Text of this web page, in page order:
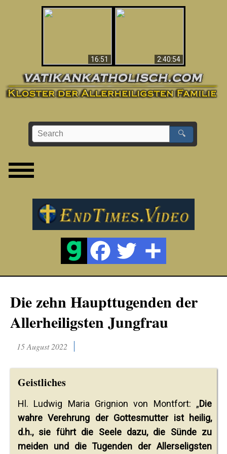
16:51
2:40:54
🔍
Die zehn Haupttugenden der
Allerheiligsten Jungfrau
15 August 2022
Geistliches
Hl. Ludwig Maria Grignion von Montfort: „Die
wahre Verehrung der Gottesmutter ist heilig,
d.h., sie führt die Seele dazu, die Sünde zu
meiden und die Tugenden der Allerseligsten